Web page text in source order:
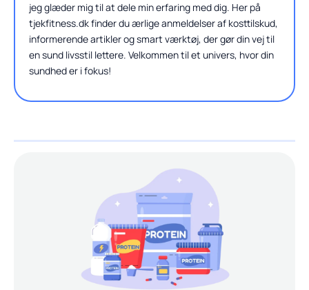
jeg glæder mig til at dele min erfaring med dig. Her på
tjekfitness.dk finder du ærlige anmeldelser af kosttilskud,
informerende artikler og smart værktøj, der gør din vej til
en sund livsstil lettere. Velkommen til et univers, hvor din
sundhed er i fokus!